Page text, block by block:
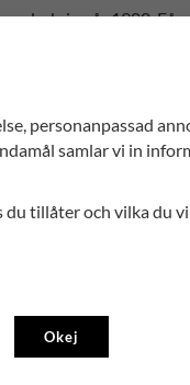
kring år 1900.
gröna teer,
personanpassad
samlar vi in
du tillåter och vilka du
Okej